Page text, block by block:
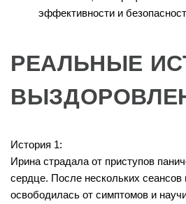
эффективности и
РЕАЛЬНЫЕ
История 1:
Ирина страдала от приступов
сердце. После нескольких сеансов
освободилась от симптомов и